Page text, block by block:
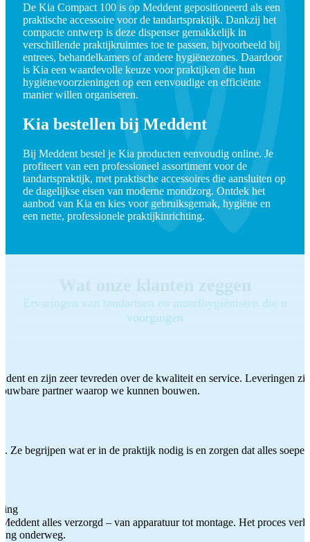
De Kia Compact 100 is op Meddent gepositioneerd als een
praktische accessoire voor de tandartspraktijk. Dankzij het
compacte ontwerp is deze dispenser gemakkelijk in
verschillende praktijkruimtes toe te passen, bijvoorbeeld bij
entrees, behandelkamers of andere hygiënezones. Daardoor
is Kia een waardevolle keuze voor praktijken die hun
hygiënevoorzieningen op een eenvoudige en efficiënte
manier willen organiseren.
Kia bestellen bij Meddent
Bij Meddent bestel je Kia producten eenvoudig online. Je
profiteert van een professioneel assortiment voor de
tandartspraktijk, met praktische accessoires die aansluiten op
de dagelijkse eisen van moderne mondzorg. Ontdek het
aanbod van Kia en kies voor gebruiksgemak, hygiëne en
een nette, professionele praktijkinrichting.
Ervaringen van tandartsen en mondhygiënisten die u
voorgingen
en zijn zeer tevreden over de kwaliteit en service. Leveringen
partner waarop we kunnen bouwen.
Ze begrijpen wat er in de praktijk nodig is en zorgen dat alles
alles verzorgd – van apparatuur tot montage. Het proces
onderweg.